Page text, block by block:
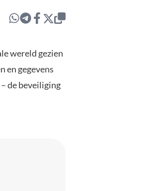
wereld gezien
en gegevens
de beveiliging